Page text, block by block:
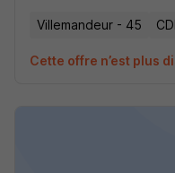
Villemandeur - 45 CDI
Cette offre n’est plus